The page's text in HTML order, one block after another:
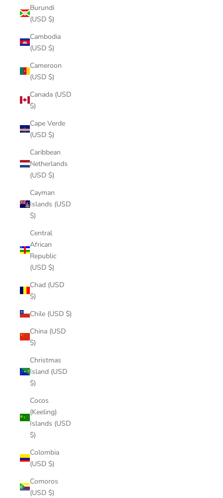
Burundi
(USD $)
Cambodia
(USD $)
Cameroon
(USD $)
Canada (USD
$)
Cape Verde
(USD $)
Caribbean
Netherlands
(USD $)
Cayman
Islands (USD
$)
Central
African
Republic
(USD $)
Chad (USD
$)
Chile (USD $)
China (USD
$)
Christmas
Island (USD
$)
Cocos
(Keeling)
Islands (USD
$)
Colombia
(USD $)
Comoros
(USD $)